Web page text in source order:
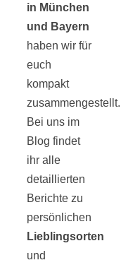
in München
und Bayern
haben wir für
euch
kompakt
zusammengestellt.
Bei uns im
Blog findet
ihr alle
detaillierten
Berichte zu
persönlichen
Lieblingsorten
und